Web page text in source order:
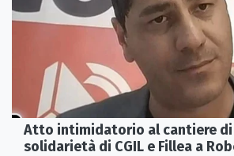
Atto intimidatorio al cantiere di
solidarietà di CGIL e Fillea a